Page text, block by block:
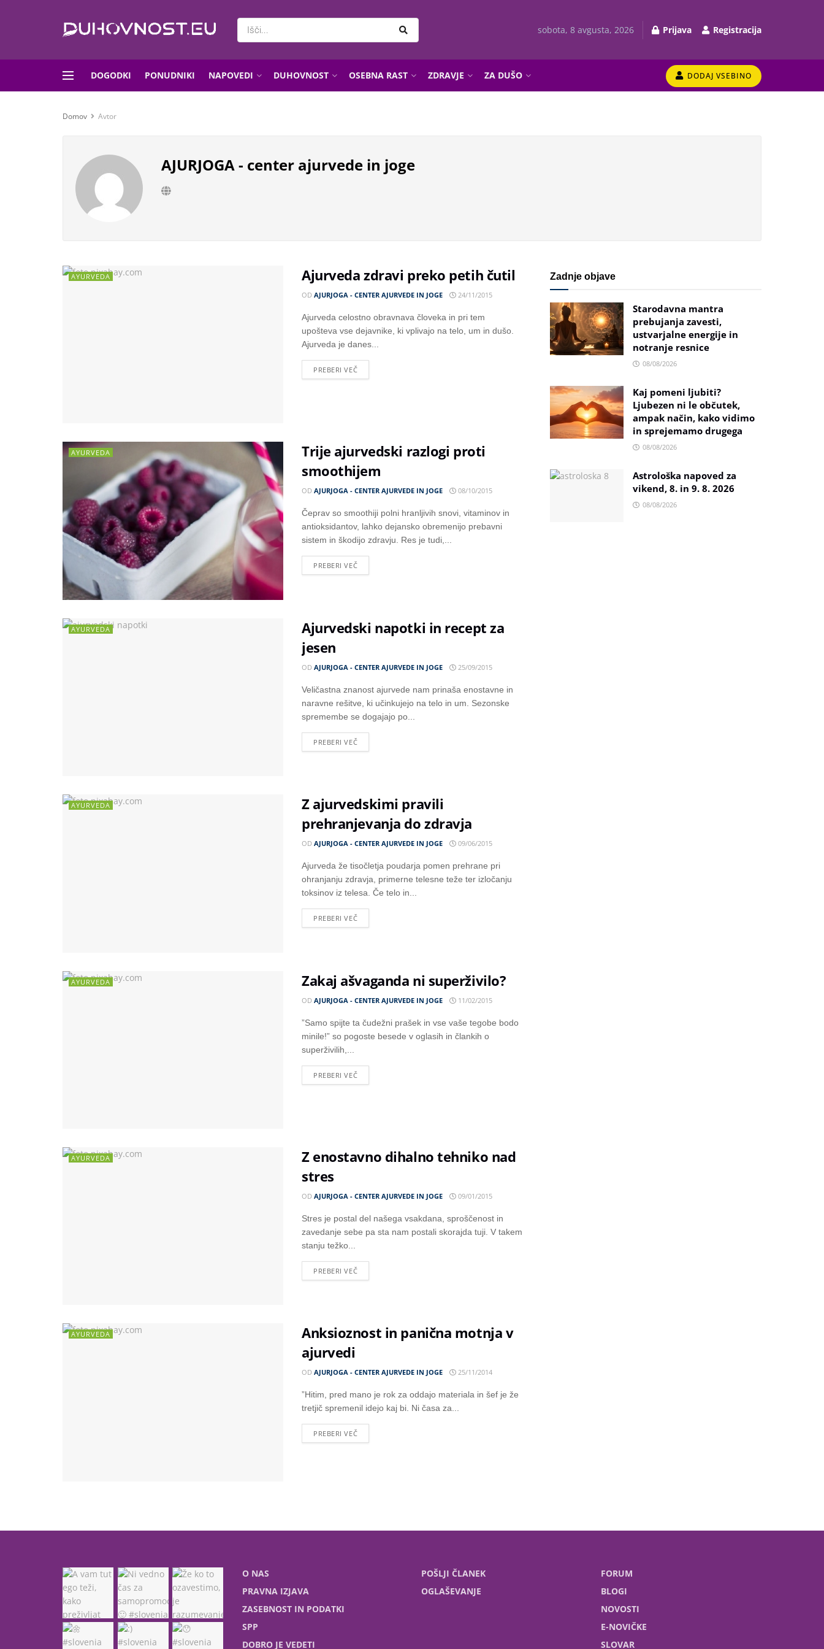
sobota, 8 avgusta, 2026 Prijava Registracija
DOGODKI PONUDNIKI NAPOVEDI DUHOVNOST OSEBNA RAST ZDRAVJE ZA DUŠO DODAJ VSEBINO
Domov Avtor
AJURJOGA - center ajurvede in joge
AYURVEDA Ajurveda zdravi preko petih čutil
OD AJURJOGA - CENTER AJURVEDE IN JOGE 24/11/2015
Ajurveda celostno obravnava človeka in pri tem
upošteva vse dejavnike, ki vplivajo na telo, um in dušo.
Ajurveda je danes...
PREBERI VEČ
AYURVEDA
Trije ajurvedski razlogi proti
smoothijem
OD AJURJOGA - CENTER AJURVEDE IN JOGE 08/10/2015
Čeprav so smoothiji polni hranljivih snovi, vitaminov in
antioksidantov, lahko dejansko obremenijo prebavni
sistem in škodijo zdravju. Res je tudi,...
PREBERI VEČ
AYURVEDA
Ajurvedski napotki in recept za
jesen
OD AJURJOGA - CENTER AJURVEDE IN JOGE 25/09/2015
Veličastna znanost ajurvede nam prinaša enostavne in
naravne rešitve, ki učinkujejo na telo in um. Sezonske
spremembe se dogajajo po...
PREBERI VEČ
AYURVEDA
Z ajurvedskimi pravili
prehranjevanja do zdravja
OD AJURJOGA - CENTER AJURVEDE IN JOGE 09/06/2015
Ajurveda že tisočletja poudarja pomen prehrane pri
ohranjanju zdravja, primerne telesne teže ter izločanju
toksinov iz telesa. Če telo in...
PREBERI VEČ
AYURVEDA Zakaj ašvaganda ni superživilo?
OD AJURJOGA - CENTER AJURVEDE IN JOGE 11/02/2015
”Samo spijte ta čudežni prašek in vse vaše tegobe bodo
minile!” so pogoste besede v oglasih in člankih o
superživilih,...
PREBERI VEČ
AYURVEDA
Z enostavno dihalno tehniko nad
stres
OD AJURJOGA - CENTER AJURVEDE IN JOGE 09/01/2015
Stres je postal del našega vsakdana, sproščenost in
zavedanje sebe pa sta nam postali skorajda tuji. V takem
stanju težko...
PREBERI VEČ
AYURVEDA
Anksioznost in panična motnja v
ajurvedi
OD AJURJOGA - CENTER AJURVEDE IN JOGE 25/11/2014
”Hitim, pred mano je rok za oddajo materiala in šef je že
tretjič spremenil idejo kaj bi. Ni časa za...
PREBERI VEČ
Zadnje objave
Starodavna mantra
prebujanja zavesti,
ustvarjalne energije in
notranje resnice
08/08/2026
Kaj pomeni ljubiti?
Ljubezen ni le občutek,
ampak način, kako vidimo
in sprejemamo drugega
08/08/2026
Astrološka napoved za
vikend, 8. in 9. 8. 2026
08/08/2026
O NAS
PRAVNA IZJAVA
ZASEBNOST IN PODATKI
SPP
DOBRO JE VEDETI
POŠLJI ČLANEK
OGLAŠEVANJE
FORUM
BLOGI
NOVOSTI
E-NOVIČKE
SLOVAR